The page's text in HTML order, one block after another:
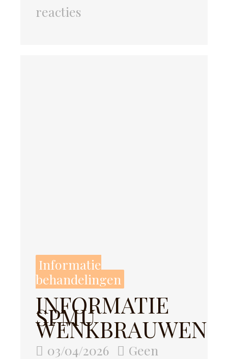
reacties
Informatie
behandelingen
INFORMATIE
SPMU
WENKBRAUWEN
03/04/2026
Geen